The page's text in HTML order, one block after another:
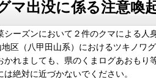
マ出没に係る注意喚
シーズンにおいて２件のクマによる
区（八甲田山系）におけるツキノワ
かれましても、県のくまログあおも
絶対に近づかないでください。